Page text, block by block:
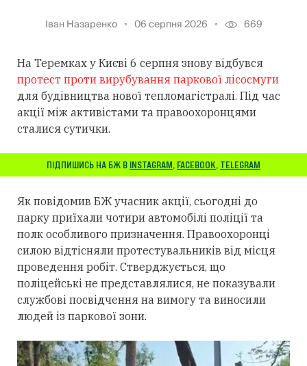
Іван Назаренко 06 серпня 2026 669
На Теремках у Києві 6 серпня знову відбувся
протест проти вирубування паркової лісосмуги
для будівництва нової тепломагістралі. Під час
акції між активістами та правоохоронцями
сталися сутички.
ПІДПИШИСЬ НА БЖ В INSTAGRAM, FACEBOOK, TELEGRAM
Як повідомив БЖ учасник акції, сьогодні до
парку приїхали чотири автомобілі поліції та
полк особливого призначення. Правоохоронці
силою відтісняли протестувальників від місця
проведення робіт. Стверджується, що
поліцейські не представлялися, не показували
службові посвідчення на вимогу та виносили
людей із паркової зони.